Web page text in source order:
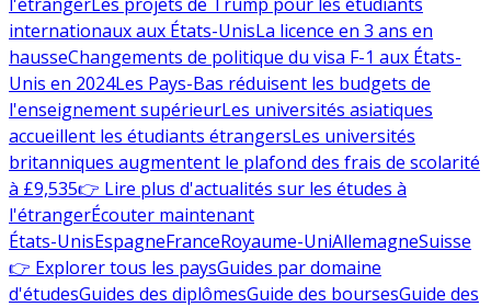
internationaux aux États-UnisLa licence en 3 ans en
hausseChangements de politique du visa F-1 aux États-
Unis en 2024Les Pays-Bas réduisent les budgets de
l'enseignement supérieurLes universités asiatiques
accueillent les étudiants étrangersLes universités
britanniques augmentent le plafond des frais de scolarité
à £9,535👉 Lire plus d'actualités sur les études à
l'étrangerÉcouter maintenant
États-UnisEspagneFranceRoyaume-UniAllemagneSuisse
👉 Explorer tous les paysGuides par domaine
d'étudesGuides des diplômesGuide des boursesGuide des